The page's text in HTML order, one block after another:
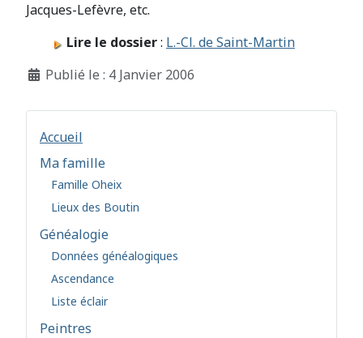
Accueil
Ma famille
Famille Oheix
Lieux des Boutin
Généalogie
Données généalogiques
Ascendance
Liste éclair
Peintres
Jacques-Lefèvre, etc.
Lire le dossier: L.-Cl. de Saint-Martin
Détails
Publié le : 4 Janvier 2006